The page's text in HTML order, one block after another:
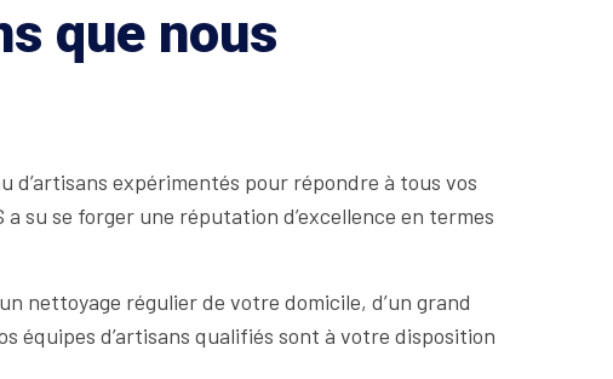
que nous
d’artisans expérimentés pour répondre à tous vos
su se forger une réputation d’excellence en termes
nettoyage régulier de votre domicile, d’un grand
équipes d’artisans qualifiés sont à votre disposition